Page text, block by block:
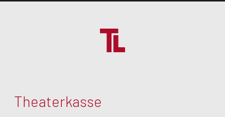
Theaterkasse